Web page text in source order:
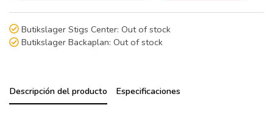
Butikslager Stigs Center: Out of stock
Butikslager Backaplan: Out of stock
Descripción del producto Especificaciones